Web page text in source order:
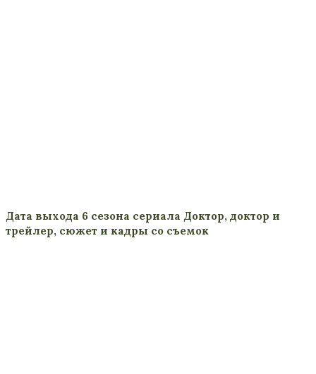
Дата выхода 6 сезона сериала Доктор, доктор и
трейлер, сюжет и кадры со съемок